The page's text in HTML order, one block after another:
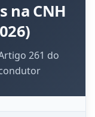
na CNH
261 do